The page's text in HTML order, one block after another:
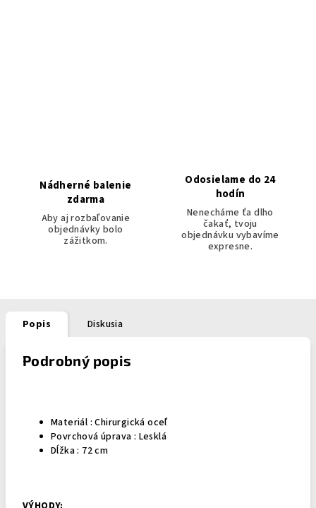
Nádherné balenie
zdarma
Aby aj rozbaľovanie
objednávky bolo
zážitkom.
Odosielame do 24
hodín
Nenecháme ťa dlho
čakať, tvoju
objednávku vybavíme
expresne.
Popis Diskusia
Podrobný popis
Materiál :Chirurgická oceľ
Povrchová úprava : Lesklá
Dĺžka : 72 cm